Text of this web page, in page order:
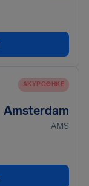
ΑΚΥΡΏΘΗΚΕ
Amsterdam
AMS